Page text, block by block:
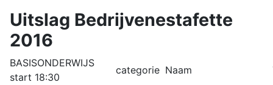
Uitslag Bedrijvenestafette
2016
BASISONDERWIJS
start 18:30
categorie Naam